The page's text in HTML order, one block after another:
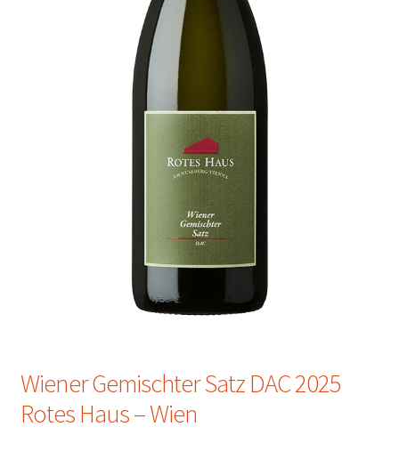
Wiener Gemischter Satz DAC 2025
Rotes Haus – Wien